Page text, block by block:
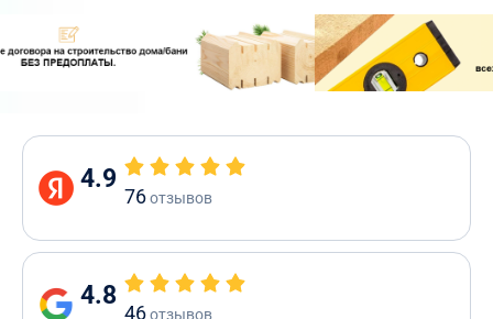
4.9
76отзывов
4.8
46отзывов